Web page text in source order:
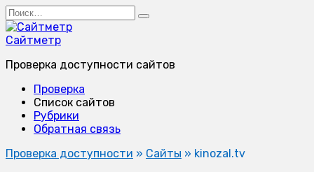
Перейти
к
содержанию
Search
for:
Сайтметр
Проверка доступности сайтов
Проверка
Список сайтов
Рубрики
Обратная связь
Проверка доступности » Сайты » kinozal.tv